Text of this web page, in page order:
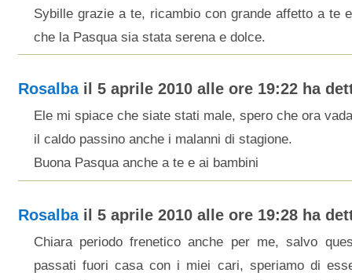
Sybille grazie a te, ricambio con grande affetto a te
che la Pasqua sia stata serena e dolce.
Rosalbail 5 aprile 2010 alle ore 19:22 ha
Ele mi spiace che siate stati male, spero che ora
il caldo passino anche i malanni di stagione.
Buona Pasqua anche a te e ai bambini
Rosalbail 5 aprile 2010 alle ore 19:28 ha
Chiara periodo frenetico anche per me, salvo
passati fuori casa con i miei cari, speriamo di